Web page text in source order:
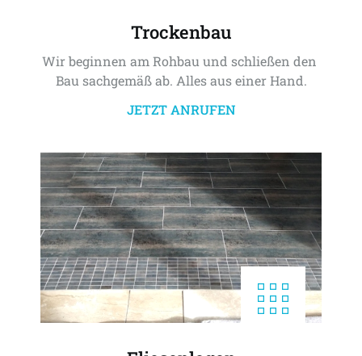
Trockenbau
Wir beginnen am Rohbau und schließen den
Bau sachgemäß ab. Alles aus einer Hand.
JETZT ANRUFEN